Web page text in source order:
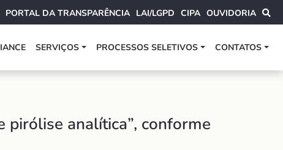
PORTAL DA TRANSPARÊNCIA LAI/LGPD CIPA OUVIDORIA
SERVIÇOS PROCESSOS SELETIVOS CONTATOS
pirólise analítica”, conforme